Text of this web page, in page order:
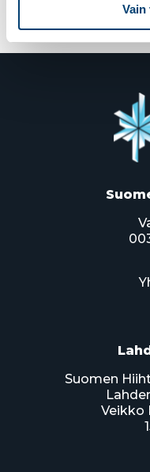
Vain
Suomen
Veikko